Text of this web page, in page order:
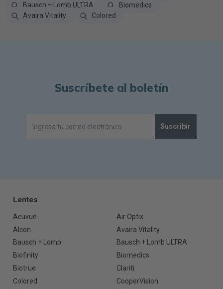
Bausch + Lomb ULTRA
Biomedics
Avaira Vitality
Colored
Suscríbete al boletín
Suscribir
Lentes
Acuvue
Air Optix
Alcon
Avaira Vitality
Bausch + Lomb
Bausch + Lomb ULTRA
Biofinity
Biomedics
Biotrue
Clariti
Colored
CooperVision